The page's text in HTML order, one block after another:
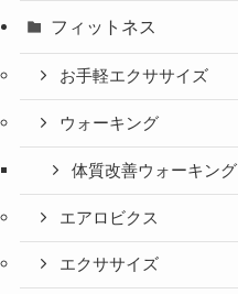
フィットネス
お手軽エクササイズ
ウォーキング
体質改善ウォーキング
エアロビクス
エクササイズ